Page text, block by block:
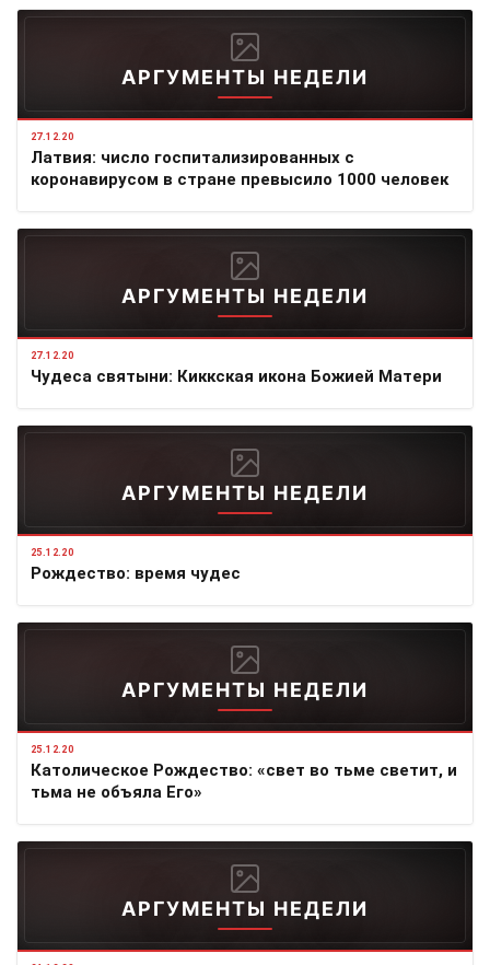
АРГУМЕНТЫ НЕДЕЛИ
27.12.20
Латвия: число госпитализированных с
коронавирусом в стране превысило 1000 человек
АРГУМЕНТЫ НЕДЕЛИ
27.12.20
Чудеса святыни: Киккская икона Божией Матери
АРГУМЕНТЫ НЕДЕЛИ
25.12.20
Рождество: время чудес
АРГУМЕНТЫ НЕДЕЛИ
25.12.20
Католическое Рождество: «свет во тьме светит, и
тьма не объяла Его»
АРГУМЕНТЫ НЕДЕЛИ